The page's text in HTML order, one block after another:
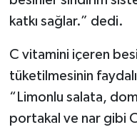
katkı sağlar.” dedi.
C vitamini içeren
tüketilmesinin
“Limonlu salata,
portakal ve nar gibi C